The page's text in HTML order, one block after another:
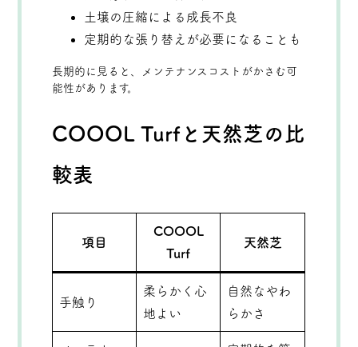
土壌の圧縮による成長不良
定期的な張り替えが必要になることも
長期的に見ると、メンテナンスコストがかさむ可
能性があります。
COOOL Turfと天然芝の比
較表
項目
COOOL
Turf
天然芝
手触り
柔らかく心
地よい
自然なやわ
らかさ